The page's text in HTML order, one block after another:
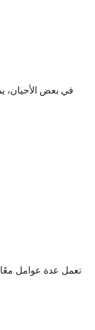
في بعض الأحيان،
تعمل عدة عوامل معًا